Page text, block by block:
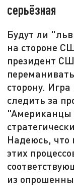
серьёзная
Будут ли
на стороне
президент
сторону.
следить за
"Американцы
Надеюсь, что
этих
из